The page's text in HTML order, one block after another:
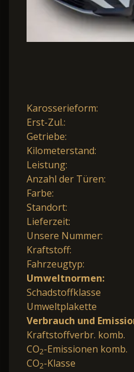
Karosserieform:
Erst-Zul.:
Getriebe:
Kilometerstand:
Leistung:
Anzahl der Türen:
Farbe:
Standort:
Lieferzeit:
Unsere Nummer:
Kraftstoff:
Fahrzeugtyp:
Umweltnormen:
Schadstoffklasse
Umweltplakette
Verbrauch und
Kraftstoffverbr. komb.
CO2-Emissionen komb.
CO2-Klasse